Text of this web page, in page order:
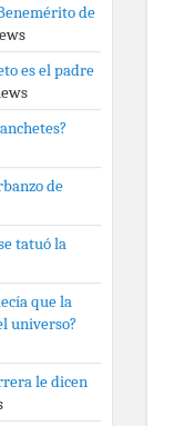
de
es el padre
de
tatuó la
que la
universo?
le dicen